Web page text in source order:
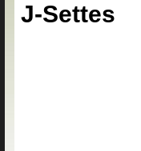
J-Settes